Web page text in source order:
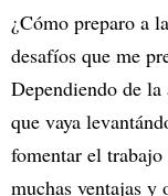
¿Cómo preparo a
desafíos que me
Dependiendo de
que vaya
fomentar el
muchas ventajas y